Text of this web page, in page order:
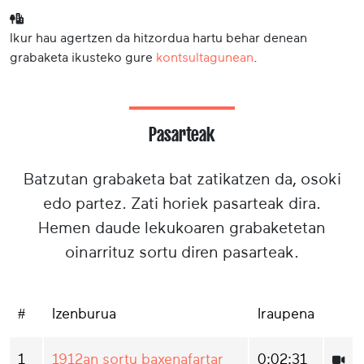
Ikur hau agertzen da hitzordua hartu behar denean
grabaketa ikusteko gure kontsultagunean
Pasarteak
Batzutan grabaketa bat zatikatzen da, osoki
edo partez. Zati horiek pasarteak dira.
Hemen daude lekukoaren grabaketetan
oinarrituz sortu diren pasarteak.
# Izenburua Iraupena
1 1912an sortu baxenafartar 0:02:31